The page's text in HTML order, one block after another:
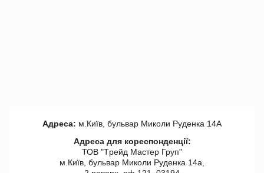
Адреса: м.Київ, бульвар Миколи Руденка 14А
Адреса для кореспонденції:
ТОВ "Tрейд Мастер Груп"
м.Київ, бульвар Миколи Руденка 14а,